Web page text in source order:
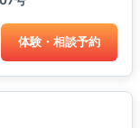
体験・相談予約